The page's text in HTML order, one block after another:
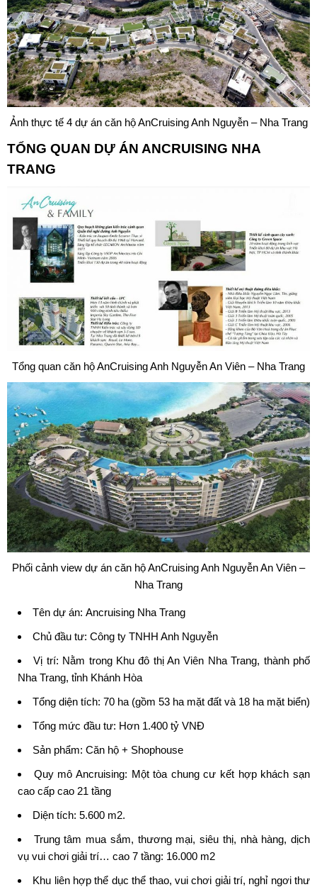
Ảnh thực tế 4 dự án căn hộ AnCruising Anh Nguyễn – Nha Trang
TỔNG QUAN DỰ ÁN ANCRUISING NHA
TRANG
Tổng quan căn hộ AnCruising Anh Nguyễn An Viên – Nha Trang
Phối cảnh view dự án căn hộ AnCruising Anh Nguyễn An Viên –
Nha Trang
Tên dự án: Ancruising Nha Trang
Chủ đầu tư: Công ty TNHH Anh Nguyễn
Vị trí: Nằm trong Khu đô thị An Viên Nha Trang, thành phố
Nha Trang, tỉnh Khánh Hòa
Tổng diện tích: 70 ha (gồm 53 ha mặt đất và 18 ha mặt biển)
Tổng mức đầu tư: Hơn 1.400 tỷ VNĐ
Sản phẩm: Căn hộ + Shophouse
Quy mô Ancruising: Một tòa chung cư kết hợp khách sạn
cao cấp cao 21 tầng
Diện tích: 5.600 m2.
Trung tâm mua sắm, thương mại, siêu thị, nhà hàng, dịch
vụ vui chơi giải trí… cao 7 tầng: 16.000 m2
Khu liên hợp thể dục thể thao, vui chơi giải trí, nghỉ ngơi thư